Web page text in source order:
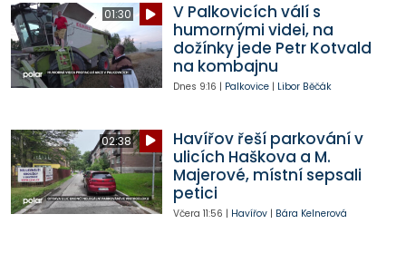
01:30
V Palkovicích válí s
humornými videi, na
dožínky jede Petr Kotvald
na kombajnu
Dnes 9:16 | Palkovice| Libor Běčák
02:38
Havířov řeší parkování v
ulicích Haškova a M.
Majerové, místní sepsali
petici
Včera 11:56 | Havířov| Bára Kelnerová